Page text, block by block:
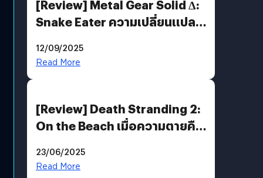
[Review] Metal Gear Solid Δ:
Snake Eater ความเปลี่ยนแปลง
12/09/2025
Read More
[Review] Death Stranding 2:
On the Beach เมื่อความตายคือ
พันธะสุดท้ายของมนุษย์
23/06/2025
Read More